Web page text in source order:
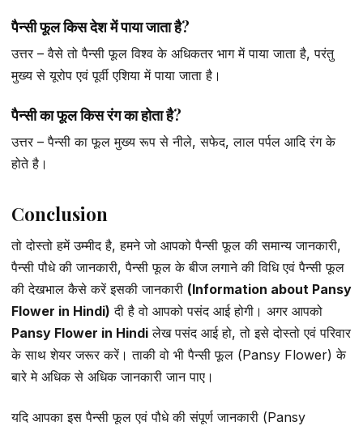
पैन्सी फूल किस देश में पाया जाता है?
उत्तर – वैसे तो पैन्सी फूल विश्व के अधिकतर भाग में पाया जाता है, परंतु
मुख्य से यूरोप एवं पूर्वी एशिया में पाया जाता है।
पैन्सी का फूल किस रंग का होता है?
उत्तर – पैन्सी का फूल मुख्य रूप से नीले, सफेद, लाल पर्पल आदि रंग के
होते है।
Conclusion
तो दोस्तो हमें उम्मीद है, हमने जो आपको पैन्सी फूल की समान्य जानकारी,
पैन्सी पौधे की जानकारी, पैन्सी फूल के बीज लगाने की विधि एवं पैन्सी फूल
की देखभाल कैसे करें इसकी जानकारी (Information about Pansy
Flower in Hindi) दी है वो आपको पसंद आई होगी। अगर आपको
Pansy Flower in Hindi लेख पसंद आई हो, तो इसे दोस्तो एवं परिवार
के साथ शेयर जरूर करें। ताकी वो भी पैन्सी फूल (Pansy Flower) के
बारे मे अधिक से अधिक जानकारी जान पाए।
यदि आपका इस पैन्सी फूल एवं पौधे की संपूर्ण जानकारी (Pansy